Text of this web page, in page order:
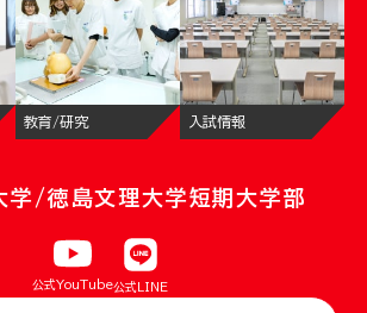
教育/研究 入試情報
学/徳島文理大学短期大学部
公式YouTube公式LINE